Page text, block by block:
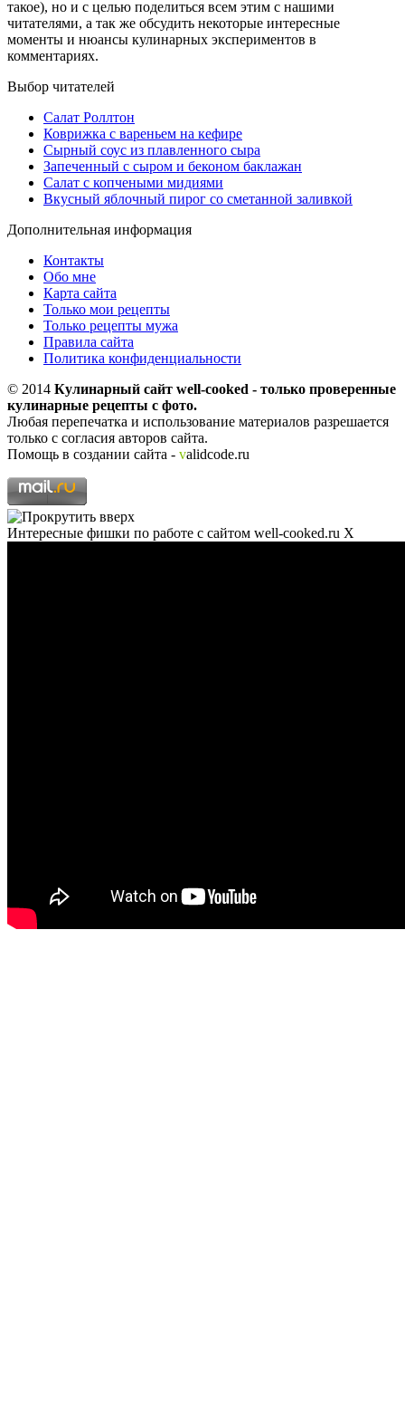
такое), но и с целью поделиться всем этим с нашими
читателями, а так же обсудить некоторые интересные
моменты и нюансы кулинарных экспериментов в
комментариях.
Выбор читателей
Салат Роллтон
Коврижка с вареньем на кефире
Сырный соус из плавленного сыра
Запеченный с сыром и беконом баклажан
Салат с копчеными мидиями
Вкусный яблочный пирог со сметанной заливкой
Дополнительная информация
Контакты
Обо мне
Карта сайта
Только мои рецепты
Только рецепты мужа
Правила сайта
Политика конфиденциальности
© 2014 Кулинарный сайт well-cooked - только проверенные
кулинарные рецепты с фото.
Любая перепечатка и использование материалов разрешается
только с согласия авторов сайта.
Помощь в создании сайта - validcode.ru
Интересные фишки по работе с сайтом well-cooked.ru X